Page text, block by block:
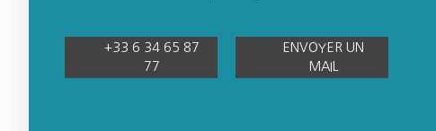
+33 6 34 65 87
77
ENVOYER UN
MAIL